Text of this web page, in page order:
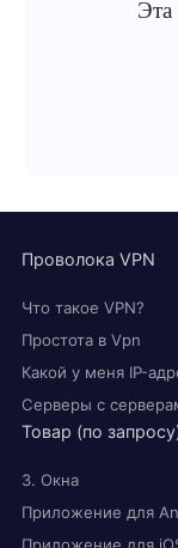
Эта
Проволока VPN
Что такое VPN?
Простота в Vpn
Какой у меня IP-
Серверы с
Товар (по
3. Окна
Приложение для